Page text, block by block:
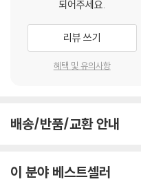
되어주세요.
리뷰 쓰기
혜택 및 유의사항
배송/반품/교환 안내
이 분야 베스트셀러